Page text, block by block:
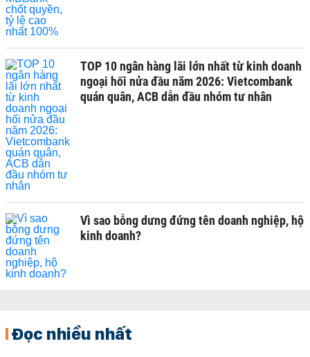
TOP 10 ngân hàng lãi lớn nhất từ kinh doanh
ngoại hối nửa đầu năm 2026: Vietcombank
quán quân, ACB dẫn đầu nhóm tư nhân
Vì sao bỗng dưng đứng tên doanh nghiệp, hộ
kinh doanh?
Đọc nhiều nhất